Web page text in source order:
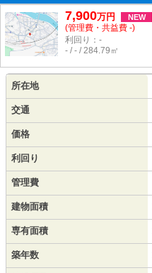
7,900万円 NEW
(管理費・共益費 -)
利回り：-
- / - / 284.79㎡
所在地
交通
価格
利回り
管理費
建物面積
専有面積
築年数